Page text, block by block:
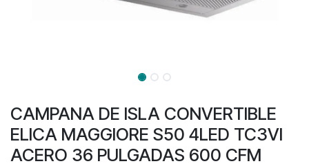
CAMPANA DE ISLA CONVERTIBLE
ELICA MAGGIORE S50 4LED TC3VI
ACERO 36 PULGADAS 600 CFM